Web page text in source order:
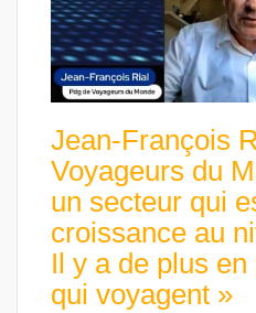
Jean-François
Voyageurs du
un secteur qui
croissance au
Il y a de plus
qui voyagent »